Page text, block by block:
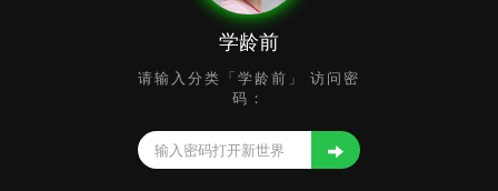
学龄前
请输入分类「学龄前」 访问密
码：